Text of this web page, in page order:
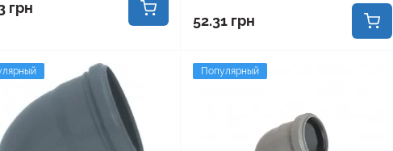
грн
52.31 грн
Популярный